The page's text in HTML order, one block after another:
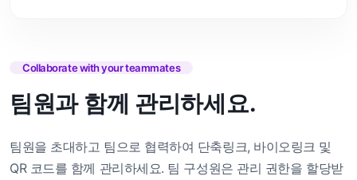
Collaborate with your teammates
팀원과 함께 관리하세요.
팀원을 초대하고 팀으로 협력하여 단축링크, 바이오링크 및
QR 코드를 함께 관리하세요. 팀 구성원은 관리 권한을 할당받